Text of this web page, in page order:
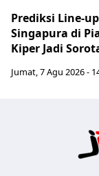
Prediksi Line-
Singapura di
Kiper Jadi
Jumat, 7 Agu 2026 -